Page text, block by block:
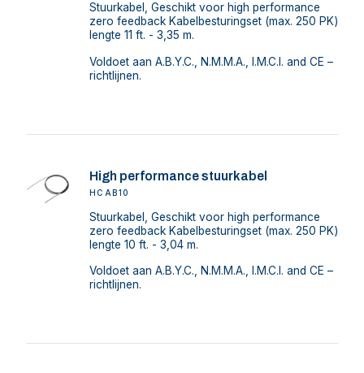
Stuurkabel, Geschikt voor high performance
zero feedback Kabelbesturingset (max. 250 PK)
lengte 11 ft. - 3,35 m.
Voldoet aan A.B.Y.C., N.M.M.A., I.M.C.I. and CE –
richtlijnen.
High performance stuurkabel
HCAB10
Stuurkabel, Geschikt voor high performance
zero feedback Kabelbesturingset (max. 250 PK)
lengte 10 ft. - 3,04 m.
Voldoet aan A.B.Y.C., N.M.M.A., I.M.C.I. and CE –
richtlijnen.